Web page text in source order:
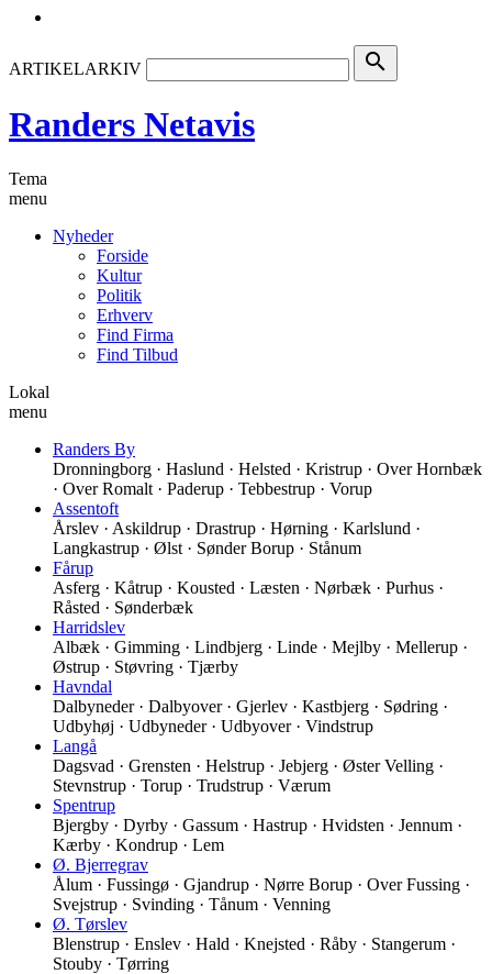
ARTIKELARKIV search
Randers Netavis
Tema
menu
Nyheder
Forside
Kultur
Politik
Erhverv
Find Firma
Find Tilbud
Lokal
menu
Randers By
Dronningborg · Haslund · Helsted · Kristrup · Over Hornbæk
· Over Romalt · Paderup · Tebbestrup · Vorup
Assentoft
Årslev · Askildrup · Drastrup · Hørning · Karlslund ·
Langkastrup · Ølst · Sønder Borup · Stånum
Fårup
Asferg · Kåtrup · Kousted · Læsten · Nørbæk · Purhus ·
Råsted · Sønderbæk
Harridslev
Albæk · Gimming · Lindbjerg · Linde · Mejlby · Mellerup ·
Østrup · Støvring · Tjærby
Havndal
Dalbyneder · Dalbyover · Gjerlev · Kastbjerg · Sødring ·
Udbyhøj · Udbyneder · Udbyover · Vindstrup
Langå
Dagsvad · Grensten · Helstrup · Jebjerg · Øster Velling ·
Stevnstrup · Torup · Trudstrup · Værum
Spentrup
Bjergby · Dyrby · Gassum · Hastrup · Hvidsten · Jennum ·
Kærby · Kondrup · Lem
Ø. Bjerregrav
Ålum · Fussingø · Gjandrup · Nørre Borup · Over Fussing ·
Svejstrup · Svinding · Tånum · Venning
Ø. Tørslev
Blenstrup · Enslev · Hald · Knejsted · Råby · Stangerum ·
Stouby · Tørring